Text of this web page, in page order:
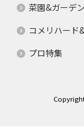
菜園&ガーデン
コメリハード
プロ特集